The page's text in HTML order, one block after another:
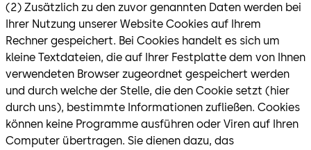
(2) Zusätzlich zu den zuvor genannten Daten werden bei
Ihrer Nutzung unserer Website Cookies auf Ihrem
Rechner gespeichert. Bei Cookies handelt es sich um
kleine Textdateien, die auf Ihrer Festplatte dem von Ihnen
verwendeten Browser zugeordnet gespeichert werden
und durch welche der Stelle, die den Cookie setzt (hier
durch uns), bestimmte Informationen zufließen. Cookies
können keine Programme ausführen oder Viren auf Ihren
Computer übertragen. Sie dienen dazu, das